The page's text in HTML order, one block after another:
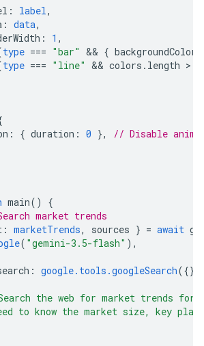
: label,
: data,
: 1 ,
type === "bar" && { backgroundColor
type === "line" && colors . length >
: { duration : 0 },
// Disable
main()
{
market trends
: marketTrends, sources } = await
( "gemini-3.5-flash" ),
: google.tools.googleSearch
the web for market trends for
to know the market size, key